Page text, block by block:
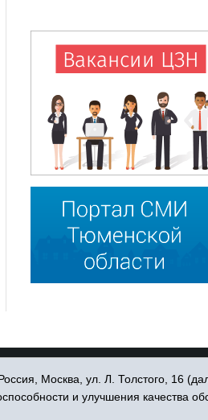
Москва, ул. Л. Толстого, 16
и улучшения качества